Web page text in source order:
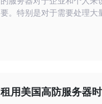
要。特别是对于需要处理大
宜高防服务器供应商，并探
势和劣势。 1. ABC Hosti
租用美国高防服务器